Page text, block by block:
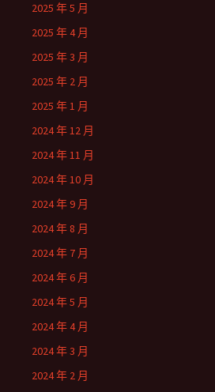
2025 年 5 月
2025 年 4 月
2025 年 3 月
2025 年 2 月
2025 年 1 月
2024 年 12 月
2024 年 11 月
2024 年 10 月
2024 年 9 月
2024 年 8 月
2024 年 7 月
2024 年 6 月
2024 年 5 月
2024 年 4 月
2024 年 3 月
2024 年 2 月